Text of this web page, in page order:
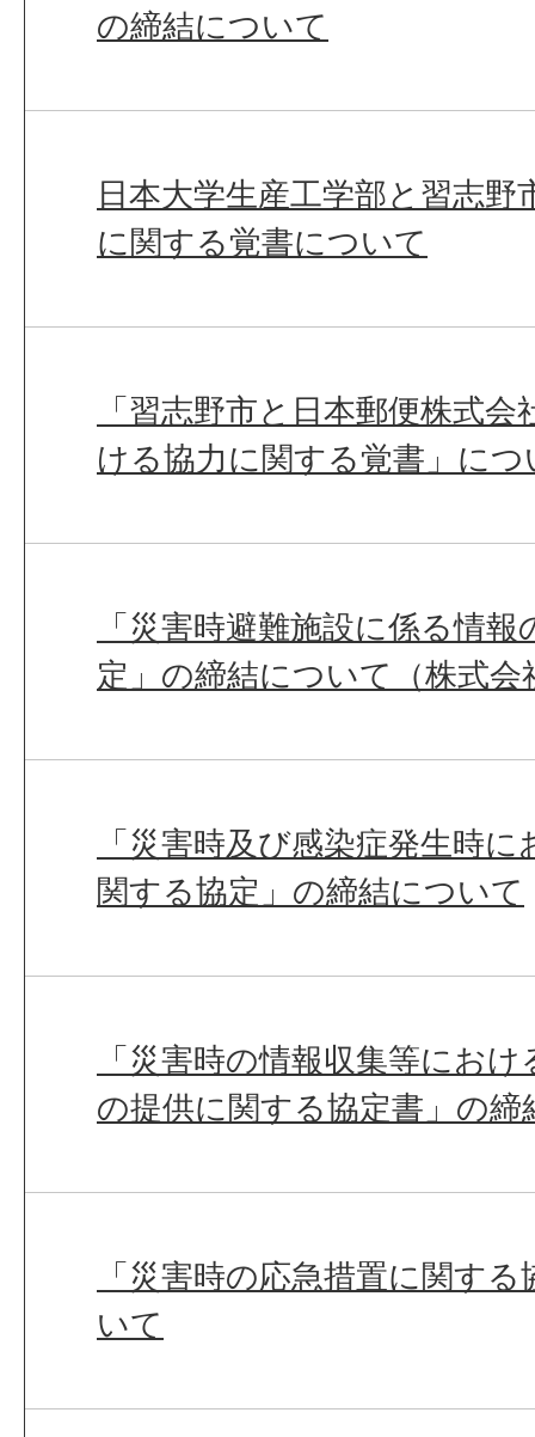
の締結について
日本大学生産工学部と習志野
に関する覚書について
「習志野市と日本郵便株式
ける協力に関する覚書」につ
「災害時避難施設に係る情
定」の締結について（株式会
「災害時及び感染症発生時
関する協定」の締結について
「災害時の情報収集等にお
の提供に関する協定書」の締
「災害時の応急措置に関す
いて